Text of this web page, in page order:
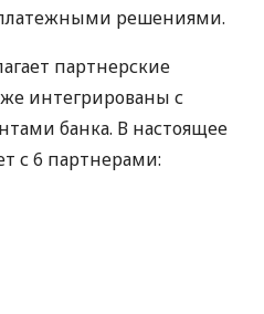
решениями.
партнерские
интегрированы с
банка. В настоящее
с 6 партнерами: